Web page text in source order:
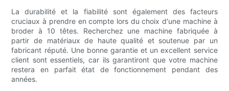
La durabilité et la fiabilité sont également des facteurs
cruciaux à prendre en compte lors du choix d'une machine à
broder à 10 têtes. Recherchez une machine fabriquée à
partir de matériaux de haute qualité et soutenue par un
fabricant réputé. Une bonne garantie et un excellent service
client sont essentiels, car ils garantiront que votre machine
restera en parfait état de fonctionnement pendant des
années.